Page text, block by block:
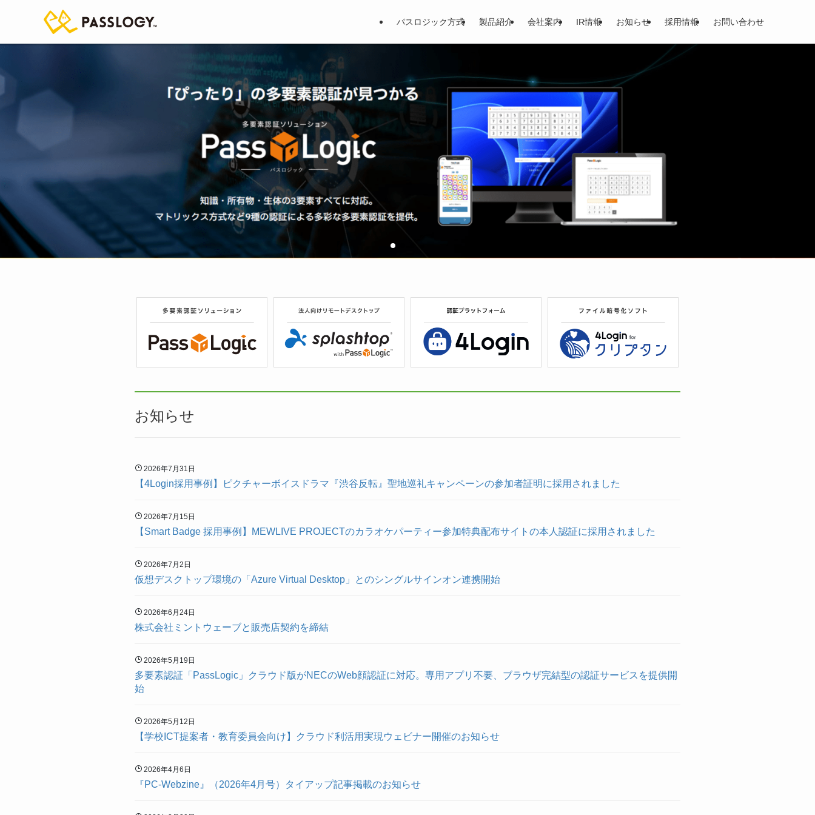
パスロジック方式 製品紹介 会社案内 IR情報 お知らせ 採用情報 お問い合わせ
お知らせ
2026年7月31日
【4Login採用事例】ピクチャーボイスドラマ『渋谷反転』聖地巡礼キャンペーンの参加者証明に採用されました
2026年7月15日
【Smart Badge 採用事例】MEWLIVE PROJECTのカラオケパーティー参加特典配布サイトの本人認証に採用されました
2026年7月2日
仮想デスクトップ環境の「Azure Virtual Desktop」とのシングルサインオン連携開始
2026年6月24日
株式会社ミントウェーブと販売店契約を締結
2026年5月19日
多要素認証「PassLogic」クラウド版がNECのWeb顔認証に対応。専用アプリ不要、ブラウザ完結型の認証サービスを提供開
始
2026年5月12日
【学校ICT提案者・教育委員会向け】クラウド利活用実現ウェビナー開催のお知らせ
2026年4月6日
『PC-Webzine』（2026年4月号）タイアップ記事掲載のお知らせ